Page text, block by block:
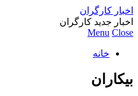
اخبار کارگران
اخبار جدید کارگران
Menu Close
خانه
بیکاران